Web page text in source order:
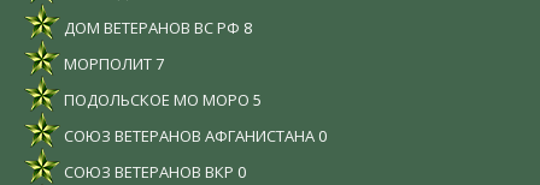
ДОМ ВЕТЕРАНОВ ВС РФ 8
МОРПОЛИТ7
ПОДОЛЬСКОЕ МО МОРО 5
СОЮЗ ВЕТЕРАНОВ АФГАНИСТАНА 0
СОЮЗ ВЕТЕРАНОВ ВКР 0